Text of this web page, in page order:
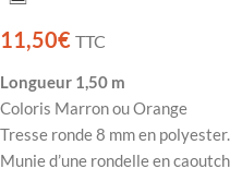
11,50€ TTC
Longueur 1,50 m
Coloris Marron ou Orange
Tresse ronde 8 mm en polyester.
Munie d’une rondelle en